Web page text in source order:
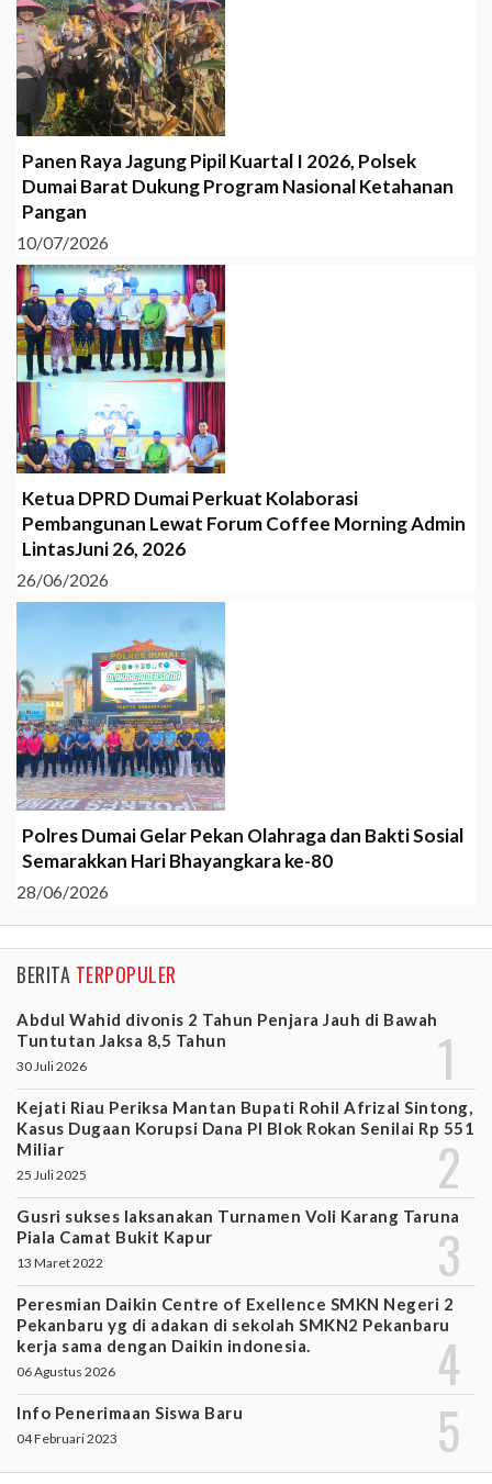
Panen Raya Jagung Pipil Kuartal I 2026, Polsek
Dumai Barat Dukung Program Nasional Ketahanan
Pangan
10/07/2026
Ketua DPRD Dumai Perkuat Kolaborasi
Pembangunan Lewat Forum Coffee Morning Admin
LintasJuni 26, 2026
26/06/2026
Polres Dumai Gelar Pekan Olahraga dan Bakti Sosial
Semarakkan Hari Bhayangkara ke-80
28/06/2026
BERITA TERPOPULER
Abdul Wahid divonis 2 Tahun Penjara Jauh di Bawah
Tuntutan Jaksa 8,5 Tahun
30 Juli 2026
Kejati Riau Periksa Mantan Bupati Rohil Afrizal Sintong,
Kasus Dugaan Korupsi Dana PI Blok Rokan Senilai Rp 551
Miliar
25 Juli 2025
Gusri sukses laksanakan Turnamen Voli Karang Taruna
Piala Camat Bukit Kapur
13 Maret 2022
Peresmian Daikin Centre of Exellence SMKN Negeri 2
Pekanbaru yg di adakan di sekolah SMKN2 Pekanbaru
kerja sama dengan Daikin indonesia.
06 Agustus 2026
Info Penerimaan Siswa Baru
04 Februari 2023